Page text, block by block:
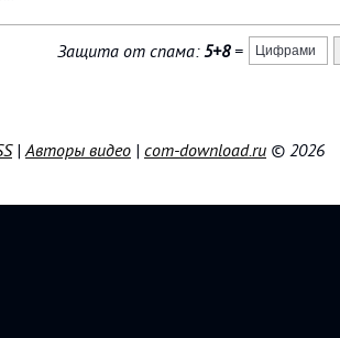
Защита от спама:5+8=
|Авторы видео | com-download.ru © 2026